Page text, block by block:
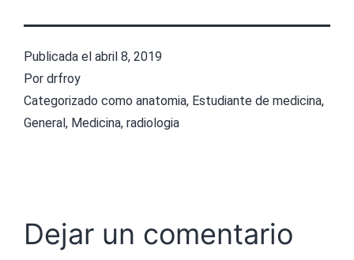
Publicada el abril 8, 2019
Por drfroy
Categorizado como anatomia, Estudiante de medicina,
General, Medicina, radiologia
Dejar un comentario